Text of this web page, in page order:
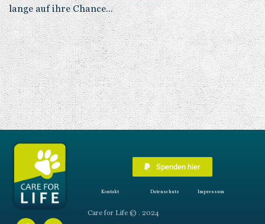
lange auf ihre Chance...
Spenden hier
Kontakt Datenschutz Impressum
Care for Life © . 2024